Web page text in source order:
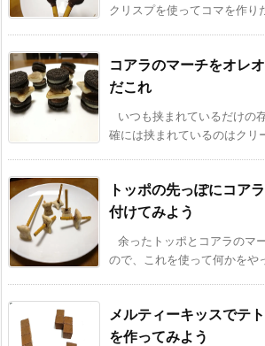
クリスプを使ってコマを作り
コアラのマーチをオレ
だこれ
いつも挟まれているだけの
確には挟まれているのはクリ
トッポの先っぽにコア
付けてみよう
余ったトッポとコアラのマ
ので、これを使って何かをや
メルティーキッスでテ
を作ってみよう